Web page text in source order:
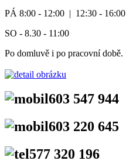
PÁ 8:00 - 12:00 | 12:30 - 16:00
SO - 8.30 - 11:00
Po domluvě i po pracovní době.
603 547 944
603 220 645
577 320 196